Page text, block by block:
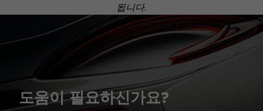
됩니다.
도움이 필요하신가요?